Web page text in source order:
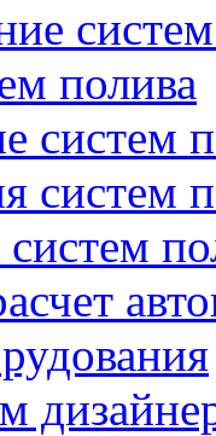
полива
систем
систем